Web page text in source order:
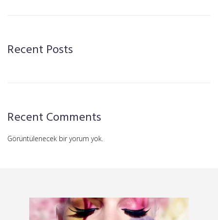
Recent Posts
Recent Comments
Görüntülenecek bir yorum yok.